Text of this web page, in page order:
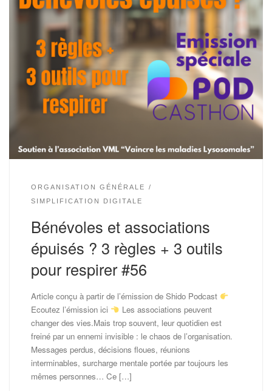
ORGANISATION GÉNÉRALE
SIMPLIFICATION DIGITALE
Bénévoles et associations
épuisés ? 3 règles + 3 outils
pour respirer #56
Article conçu à partir de l’émission de Shido Podcast
Ecoutez l’émission ici
Les associations peuvent
changer des vies.Mais trop souvent, leur quotidien est
freiné par un ennemi invisible : le chaos de l’organisation.
Messages perdus, décisions floues, réunions
interminables, surcharge mentale portée par toujours les
mêmes personnes… Ce […]